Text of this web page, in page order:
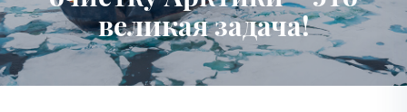
великая задача!